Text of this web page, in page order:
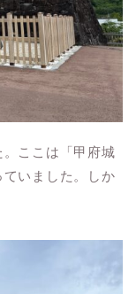
ここは「甲府城
いました。しか